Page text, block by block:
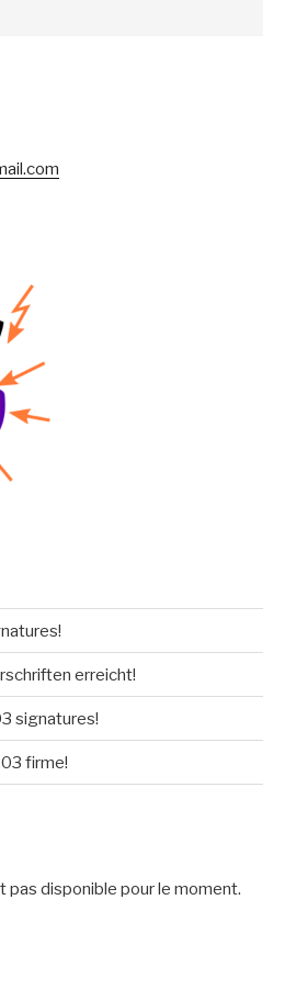
erreicht!
signatures!
firme!
pas disponible pour le moment.